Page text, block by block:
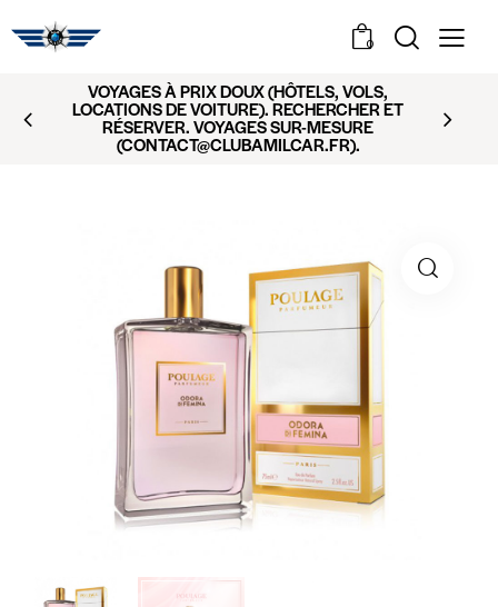
0
VOYAGES À PRIX DOUX (HÔTELS, VOLS,
LOCATIONS DE VOITURE). RECHERCHER ET
RÉSERVER. VOYAGES SUR-MESURE
(CONTACT@CLUBAMILCAR.FR).